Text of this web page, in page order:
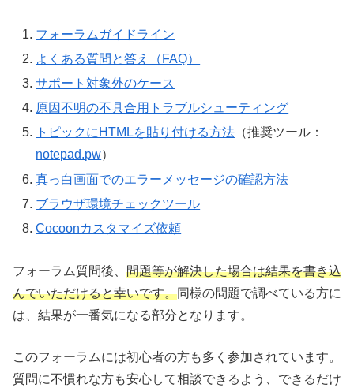
フォーラムガイドライン
よくある質問と答え（FAQ）
サポート対象外のケース
原因不明の不具合用トラブルシューティング
トピックにHTMLを貼り付ける方法 （推奨ツール：
notepad.pw）
真っ白画面でのエラーメッセージの確認方法
ブラウザ環境チェックツール
Cocoonカスタマイズ依頼
フォーラム質問後、 問題等が解決した場合は結果を書き込
んでいただけると幸いです。同様の問題で調べている方に
は、結果が一番気になる部分となります。
このフォーラムには初心者の方も多く参加されています。
質問に不慣れな方も安心して相談できるよう、できるだけ